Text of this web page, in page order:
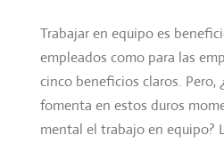
Trabajar en equipo es
empleados como para las
cinco beneficios claros. Pero,
fomenta en estos duros
mental el trabajo en equipo?